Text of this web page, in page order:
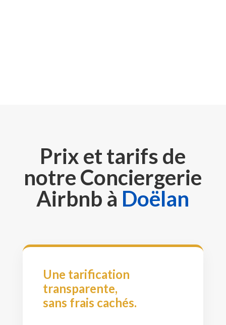
Prix et tarifs de
notre Conciergerie
Airbnb à Doëlan
Une tarification
transparente,
sans frais cachés.